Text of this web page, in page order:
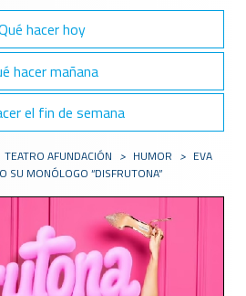
hacer hoy
hacer mañana
el fin de semana
TEATRO AFUNDACIÓN > HUMOR > EVA
SU MONÓLOGO “DISFRUTONA”